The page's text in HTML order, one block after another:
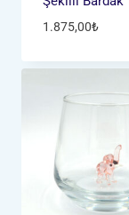
1.875,00₺